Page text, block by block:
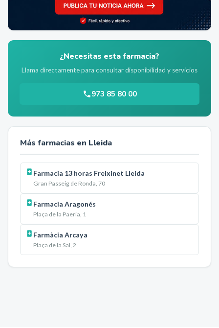
¿Necesitas esta farmacia?
Llama directamente para consultar disponibilidad y servicios
973 85 80 00
Más farmacias en Lleida
Farmacia 13 horas Freixinet Lleida
Gran Passeig de Ronda, 70
Farmacia Aragonés
Plaça de la Paeria, 1
Farmàcia Arcaya
Plaça de la Sal, 2